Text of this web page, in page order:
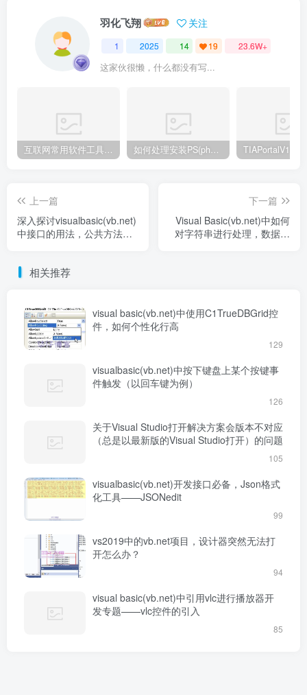
羽化飞翔 关注
1 2025 14 19 23.6W+
这家伙很懒，什么都没有写...
互联网常用软件工具资源汇总贴 如何处理安装PS(photoshop cc2018) 时，提示系统或者IE浏览器需要升级
上一篇
深入探讨visualbasic(vb.net)
中接口的用法，公共方法调
下一篇
Visual Basic(vb.net)中如何
对字符串进行处理，数据采
相关推荐
visual basic(vb.net)中使用C1TrueDBGrid控
件，如何个性化行高
129
visualbasic(vb.net)中按下键盘上某个按键事
件触发（以回车键为例）
126
关于Visual Studio打开解决方案会版本不对应
（总是以最新版的Visual Studio打开）的问题
105
visualbasic(vb.net)开发接口必备，Json格式
化工具——JSONedit
99
vs2019中的vb.net项目，设计器突然无法打
开怎么办？
94
visual basic(vb.net)中引用vlc进行播放器开
发专题——vlc控件的引入
85